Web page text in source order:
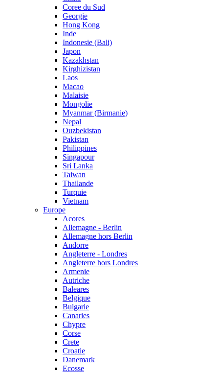
Coree du Sud
Georgie
Hong Kong
Inde
Indonesie (Bali)
Japon
Kazakhstan
Kirghizistan
Laos
Macao
Malaisie
Mongolie
Myanmar (Birmanie)
Nepal
Ouzbekistan
Pakistan
Philippines
Singapour
Sri Lanka
Taiwan
Thailande
Turquie
Vietnam
Europe
Acores
Allemagne - Berlin
Allemagne hors Berlin
Andorre
Angleterre - Londres
Angleterre hors Londres
Armenie
Autriche
Baleares
Belgique
Bulgarie
Canaries
Chypre
Corse
Crete
Croatie
Danemark
Ecosse